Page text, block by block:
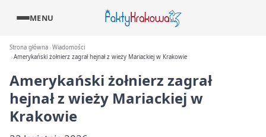
MENU
Strona główna Wiadomości
Amerykański żołnierz zagrał hejnał z wieży Mariackiej w Krakowie
Amerykański żołnierz zagrał
hejnał z wieży Mariackiej w
Krakowie